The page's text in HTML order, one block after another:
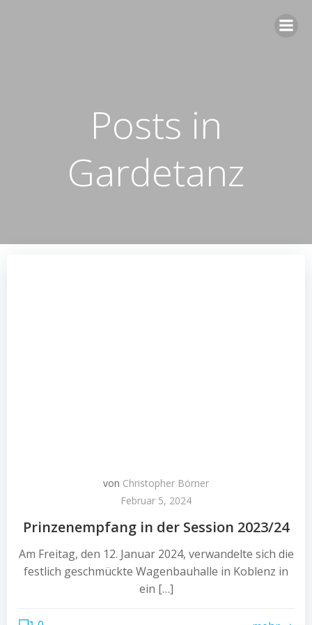
Posts in
Gardetanz
von Christopher Börner
Februar 5, 2024
Prinzenempfang in der Session 2023/24
Am Freitag, den 12. Januar 2024, verwandelte sich die
festlich geschmückte Wagenbauhalle in Koblenz in
ein […]